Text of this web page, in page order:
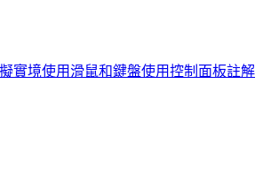
實境使用滑鼠和鍵盤使用控制面板註解